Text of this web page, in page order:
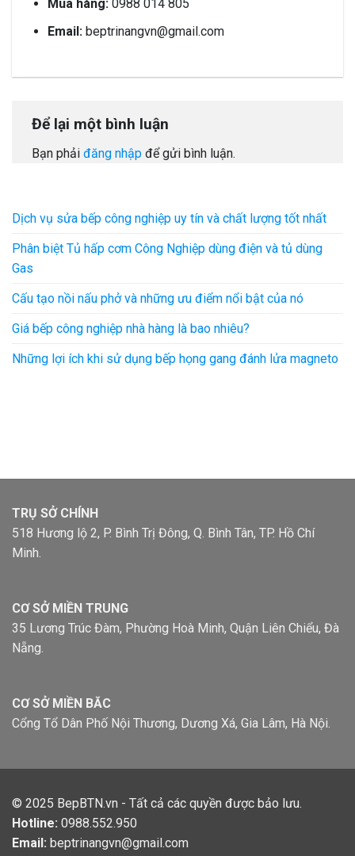
Mua hàng:0988 014 805
Email: beptrinangvn@gmail.com
Để lại một bình luận
Bạn phải đăng nhập để gửi bình luận.
Dịch vụ sửa bếp công nghiệp uy tín và chất lượng tốt nhất
Phân biệt Tủ hấp cơm Công Nghiệp dùng điện và tủ dùng
Gas
Cấu tạo nồi nấu phở và những ưu điểm nổi bật của nó
Giá bếp công nghiệp nhà hàng là bao nhiêu?
Những lợi ích khi sử dụng bếp họng gang đánh lửa magneto
TRỤ SỞ CHÍNH
518 Hương lộ 2, P. Bình Trị Đông, Q. Bình Tân, TP. Hồ Chí
Minh.
CƠ SỞ MIỀN TRUNG
35 Lương Trúc Đàm, Phường Hoà Minh, Quận Liên Chiểu, Đà
Nẵng.
CƠ SỞ MIỀN BĂC
Cổng Tổ Dân Phố Nội Thương, Dương Xá, Gia Lâm, Hà Nội.
© 2025 BepBTN.vn - Tất cả các quyền được bảo lưu.
Hotline: 0988.552.950
Email: beptrinangvn@gmail.com